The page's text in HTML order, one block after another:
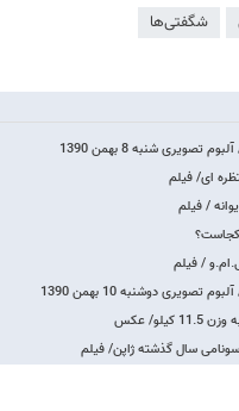
شگفتی‌ها
تصویری شنبه 8 بهمن 1390
ای/ فیلم
/ فیلم
/ فیلم
تصویری دوشنبه 10 بهمن 1390
عکس
سال گذشته ژاپن/ فیلم